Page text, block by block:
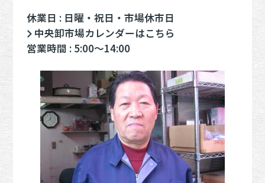
休業日 : 日曜・祝日・市場休市日
中央卸市場カレンダーはこちら
営業時間 : 5:00～14:00